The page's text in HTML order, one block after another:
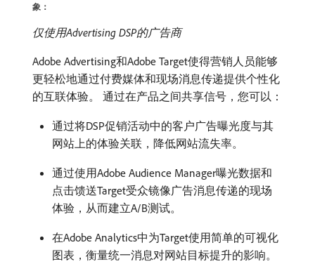
象：
仅使用Advertising DSP的广告商
Adobe Advertising和Adobe Target使得营销人员能够
更轻松地通过付费媒体和现场消息传递提供个性化
的互联体验。 通过在产品之间共享信号，您可以：
通过将DSP促销活动中的客户广告曝光度与其
网站上的体验关联，降低网站流失率。
通过使用Adobe Audience Manager曝光数据和
点击馈送Target受众镜像广告消息传递的现场
体验，从而建立A/B测试。
在Adobe Analytics中为Target使用简单的可视化
图表，衡量统一消息对网站目标提升的影响。